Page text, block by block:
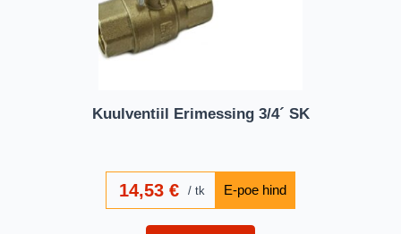
Kuulventiil Erimessing 3/4´ SK
14,53 € tk